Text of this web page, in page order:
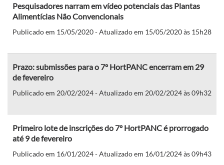
Pesquisadores narram em vídeo potenciais das Plantas
Alimentícias Não Convencionais
Publicado em 15/05/2020 - Atualizado em 15/05/2020 às 15h28
Prazo: submissões para o 7º HortPANC encerram em 29
de fevereiro
Publicado em 20/02/2024 - Atualizado em 20/02/2024 às 09h32
Primeiro lote de inscrições do 7º HortPANC é prorrogado
até 9 de fevereiro
Publicado em 16/01/2024 - Atualizado em 16/01/2024 às 09h43